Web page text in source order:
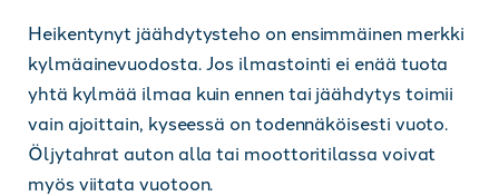
Heikentynyt jäähdytysteho on ensimmäinen merkki
kylmäainevuodosta. Jos ilmastointi ei enää tuota
yhtä kylmää ilmaa kuin ennen tai jäähdytys toimii
vain ajoittain, kyseessä on todennäköisesti vuoto.
Öljytahrat auton alla tai moottoritilassa voivat
myös viitata vuotoon.